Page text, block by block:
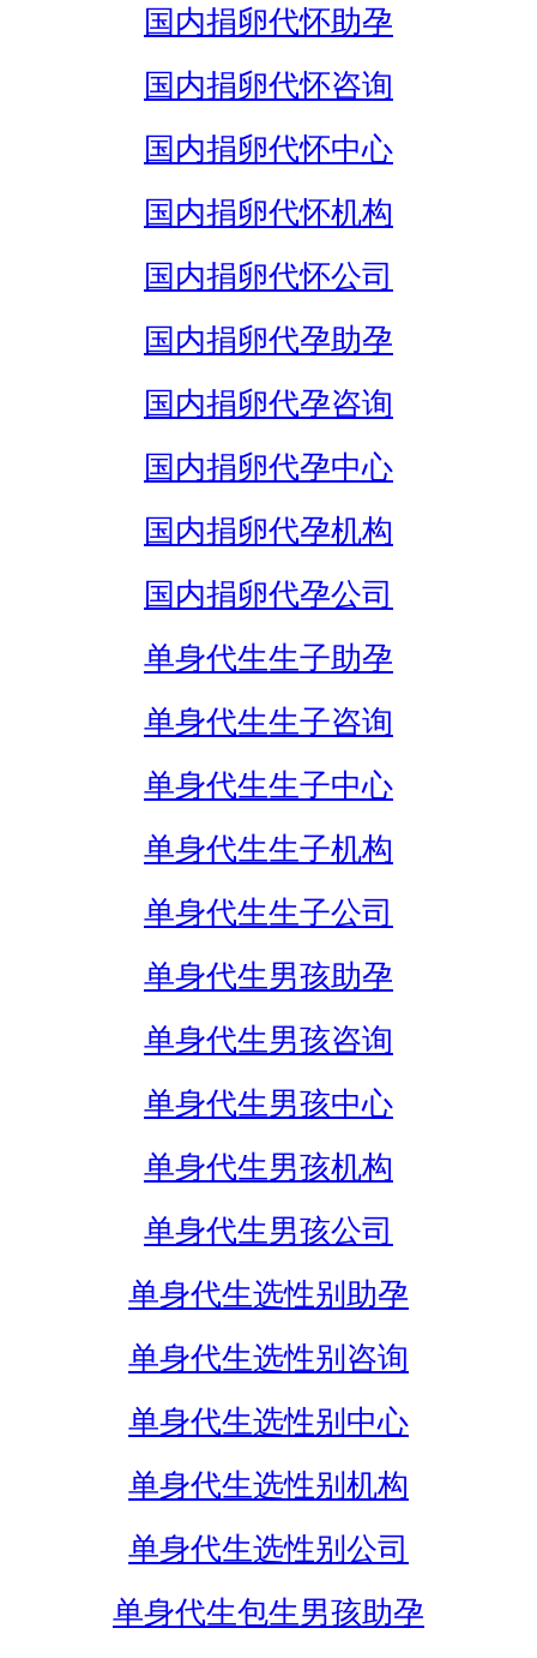
国内捐卵代怀助孕
国内捐卵代怀咨询
国内捐卵代怀中心
国内捐卵代怀机构
国内捐卵代怀公司
国内捐卵代孕助孕
国内捐卵代孕咨询
国内捐卵代孕中心
国内捐卵代孕机构
国内捐卵代孕公司
单身代生生子助孕
单身代生生子咨询
单身代生生子中心
单身代生生子机构
单身代生生子公司
单身代生男孩助孕
单身代生男孩咨询
单身代生男孩中心
单身代生男孩机构
单身代生男孩公司
单身代生选性别助孕
单身代生选性别咨询
单身代生选性别中心
单身代生选性别机构
单身代生选性别公司
单身代生包生男孩助孕